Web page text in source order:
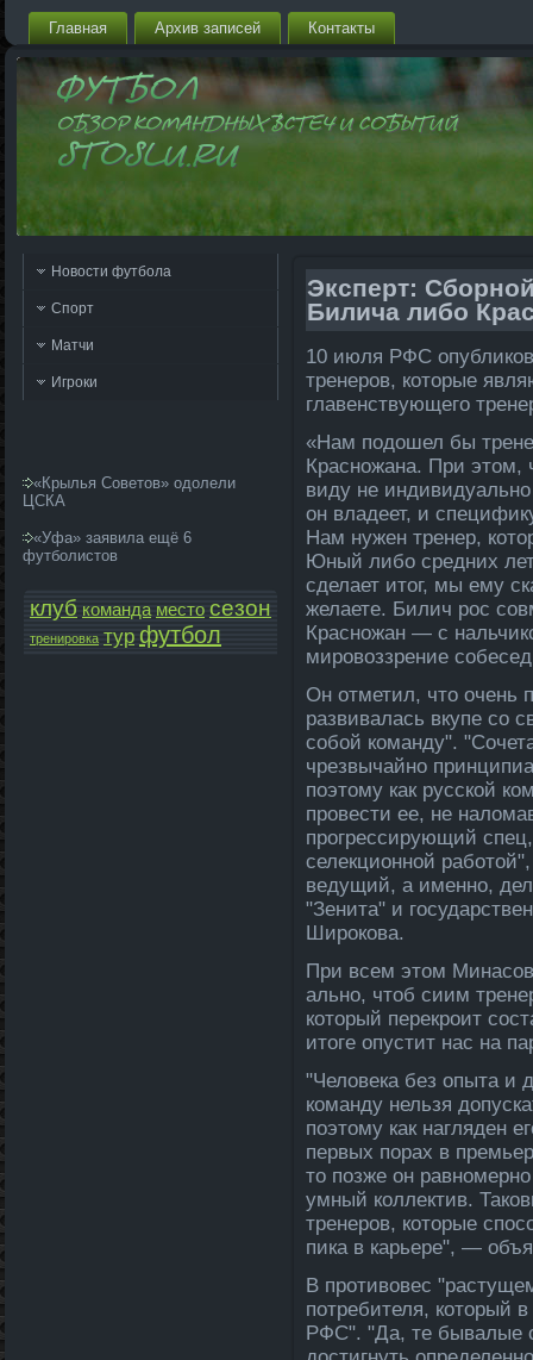
Главная Архив запи­сей Контакты
Новости футбола
Спорт
Матчи
Игроки
«Крылья Советов» одолели
ЦСКА
«Уфа» заявила ещё 6
футболистов
клуб команда­ место сезон
тренировка тур футбол
Эксперт:
Билича либо
10 июля РФС
тренеров, которые
главенствующего
«Нам подошел бы
Красножана. При этом,
виду не
он владеет, и
Нам нужен тренер,
Юный либо средних
сделает итог, мы ему
желаете. Билич рос
Красножан — с
мировоззрение
Он отметил, что очень
развивалась вкупе со
собой команду".
чрезвычайно
поэтому как русской
провести ее, не
прогрессирующий
селе­кционной
ведущий, а именно,
"Зенита" и
Широкова.
При всем этом
ально, чтоб сиим
который перекроит
итоге опустит нас на
"Человека без опыта и
команду нельзя
поэтому как нагляден
первых порах в
то позже он
умный колле­ктив.
тренеров, которые
пи­ка в карьере", —
В противовес
потребителя, который
РФС". "Да, те бывалые